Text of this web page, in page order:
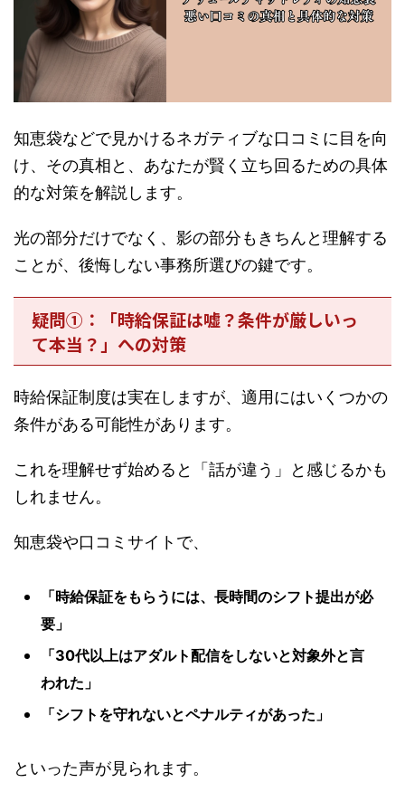
知恵袋などで見かけるネガティブな口コミに目を向
け、その真相と、あなたが賢く立ち回るための具体
的な対策を解説します。
光の部分だけでなく、影の部分もきちんと理解する
ことが、後悔しない事務所選びの鍵です。
疑問①：「時給保証は嘘？条件が厳しいっ
て本当？」への対策
時給保証制度は実在しますが、適用にはいくつかの
条件がある可能性があります。
これを理解せず始めると「話が違う」と感じるかも
しれません。
知恵袋や口コミサイトで、
「時給保証をもらうには、長時間のシフト提出が必
要」
「30代以上はアダルト配信をしないと対象外と言
われた」
「シフトを守れないとペナルティがあった」
といった声が見られます。